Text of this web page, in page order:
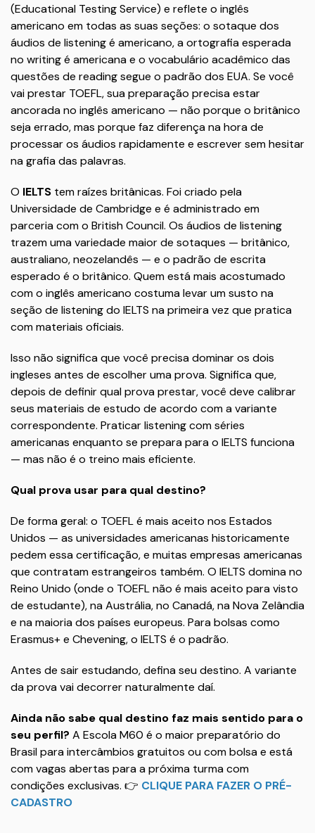
(Educational Testing Service) e reflete o inglês
americano em todas as suas seções: o sotaque dos
áudios de listening é americano, a ortografia esperada
no writing é americana e o vocabulário acadêmico das
questões de reading segue o padrão dos EUA. Se você
vai prestar TOEFL, sua preparação precisa estar
ancorada no inglês americano — não porque o britânico
seja errado, mas porque faz diferença na hora de
processar os áudios rapidamente e escrever sem hesitar
na grafia das palavras.
O IELTS tem raízes britânicas. Foi criado pela
Universidade de Cambridge e é administrado em
parceria com o British Council. Os áudios de listening
trazem uma variedade maior de sotaques — britânico,
australiano, neozelandês — e o padrão de escrita
esperado é o britânico. Quem está mais acostumado
com o inglês americano costuma levar um susto na
seção de listening do IELTS na primeira vez que pratica
com materiais oficiais.
Isso não significa que você precisa dominar os dois
ingleses antes de escolher uma prova. Significa que,
depois de definir qual prova prestar, você deve calibrar
seus materiais de estudo de acordo com a variante
correspondente. Praticar listening com séries
americanas enquanto se prepara para o IELTS funciona
— mas não é o treino mais eficiente.
Qual prova usar para qual destino?
De forma geral: o TOEFL é mais aceito nos Estados
Unidos — as universidades americanas historicamente
pedem essa certificação, e muitas empresas americanas
que contratam estrangeiros também. O IELTS domina no
Reino Unido (onde o TOEFL não é mais aceito para visto
de estudante), na Austrália, no Canadá, na Nova Zelândia
e na maioria dos países europeus. Para bolsas como
Erasmus+ e Chevening, o IELTS é o padrão.
Antes de sair estudando, defina seu destino. A variante
da prova vai decorrer naturalmente daí.
Ainda não sabe qual destino faz mais sentido para o
seu perfil? A Escola M60 é o maior preparatório do
Brasil para intercâmbios gratuitos ou com bolsa e está
com vagas abertas para a próxima turma com
condições exclusivas. 👉 CLIQUE PARA FAZER O PRÉ-
CADASTRO